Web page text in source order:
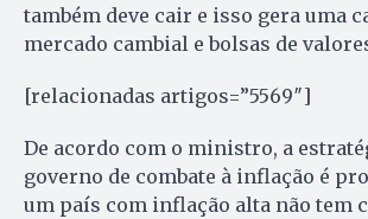
também deve cair e isso gera uma
mercado cambial e bolsas de
[relacionadas artigos=”5569″]
De acordo com o ministro, a
governo de combate à inflação é
um país com inflação alta não tem